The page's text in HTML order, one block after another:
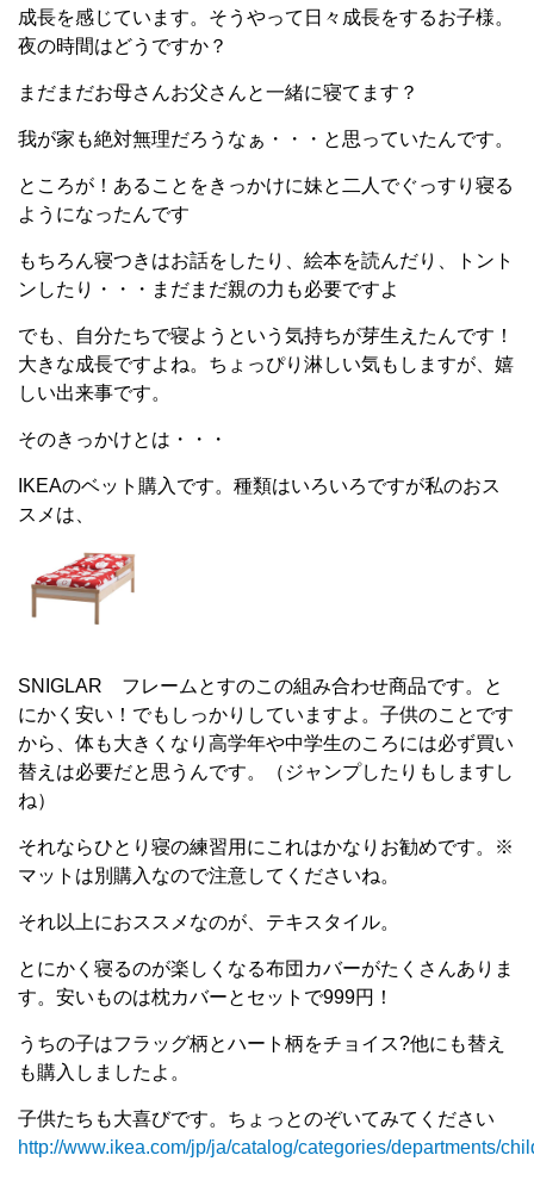
成長を感じています。そうやって日々成長をするお子様。
夜の時間はどうですか？
まだまだお母さんお父さんと一緒に寝てます？
我が家も絶対無理だろうなぁ・・・と思っていたんです。
ところが！あることをきっかけに妹と二人でぐっすり寝る
ようになったんです
もちろん寝つきはお話をしたり、絵本を読んだり、トント
ンしたり・・・まだまだ親の力も必要ですよ
でも、自分たちで寝ようという気持ちが芽生えたんです！
大きな成長ですよね。ちょっぴり淋しい気もしますが、嬉
しい出来事です。
そのきっかけとは・・・
IKEAのベット購入です。種類はいろいろですが私のおス
スメは、
SNIGLAR フレームとすのこの組み合わせ商品です。と
にかく安い！でもしっかりしていますよ。子供のことです
から、体も大きくなり高学年や中学生のころには必ず買い
替えは必要だと思うんです。（ジャンプしたりもしますし
ね）
それならひとり寝の練習用にこれはかなりお勧めです。※
マットは別購入なので注意してくださいね。
それ以上におススメなのが、テキスタイル。
とにかく寝るのが楽しくなる布団カバーがたくさんありま
す。安いものは枕カバーとセットで999円！
うちの子はフラッグ柄とハート柄をチョイス?他にも替え
も購入しましたよ。
子供たちも大喜びです。ちょっとのぞいてみてください
http://www.ikea.com/jp/ja/catalog/categories/departments/